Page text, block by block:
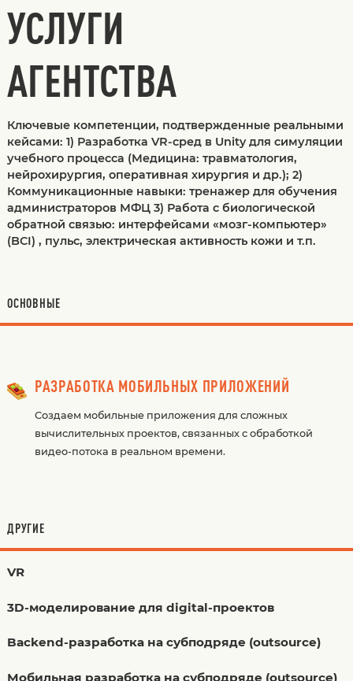
УСЛУГИ
АГЕНТСТВА
Ключевые компетенции, подтвержденные реальными
кейсами: 1) Разработка VR-сред в Unity для симуляции
учебного процесса (Медицина: травматология,
нейрохирургия, оперативная хирургия и др.); 2)
Коммуникационные навыки: тренажер для обучения
администраторов МФЦ 3) Работа с биологической
обратной связью: интерфейсами «мозг-компьютер»
(BCI) , пульс, электрическая активность кожи и т.п.
ОСНОВНЫЕ
РАЗРАБОТКА МОБИЛЬНЫХ ПРИЛОЖЕНИЙ
Создаем мобильные приложения для сложных
вычислительных проектов, связанных с обработкой
видео-потока в реальном времени.
ДРУГИЕ
VR
3D-моделирование для digital-проектов
Backend-разработка на субподряде (outsource)
Мобильная разработка на субподряде (outsource)